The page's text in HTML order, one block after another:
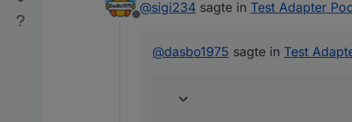
ch habe einen
Cool, geht das auch mit den
Offline
@sigi234 sagte in Test Adapter
@dasbo1975 sagte in Test